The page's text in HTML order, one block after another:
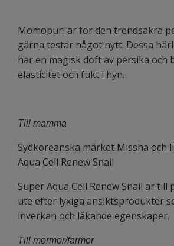
Momopuri är för den trendsäkra
gärna testar något nytt. Dessa
har en magisk doft av persika och
elasticitet och fukt i hyn.
Till mamma
Sydkoreanska märket Missha och
Aqua Cell Renew Snail
Super Aqua Cell Renew Snail är till
ute efter lyxiga ansiktsprodukter
inverkan och läkande egenskaper.
Till mormor/farmor